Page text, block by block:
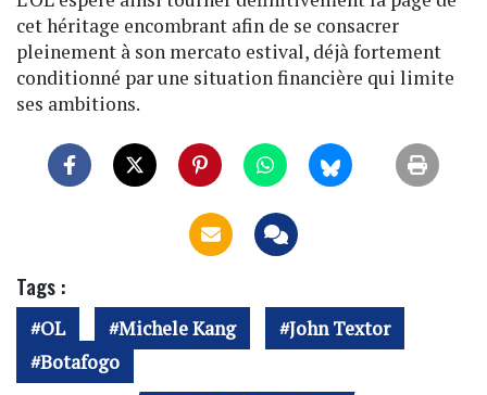
cet héritage encombrant afin de se consacrer
pleinement à son mercato estival, déjà fortement
conditionné par une situation financière qui limite
ses ambitions.
Tags :
OL Michele Kang
John Textor
Botafogo